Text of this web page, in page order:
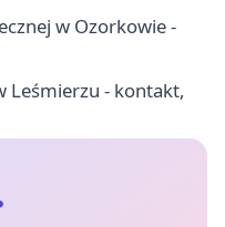
w Ozorkowie -
Leśmierzu - kontakt,